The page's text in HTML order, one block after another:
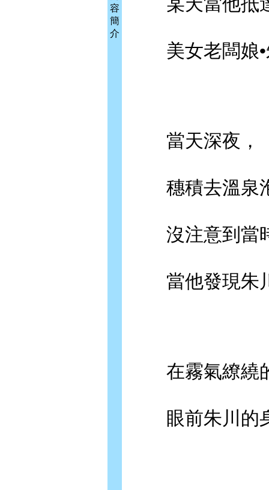
容
簡
介
美女老闆娘•
當天深夜，
穗積去溫泉
沒注意到當時
當他發現朱川
在霧氣繚繞
眼前朱川的